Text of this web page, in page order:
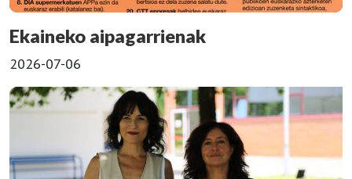
Ekaineko aipagarrienak
2026-07-06